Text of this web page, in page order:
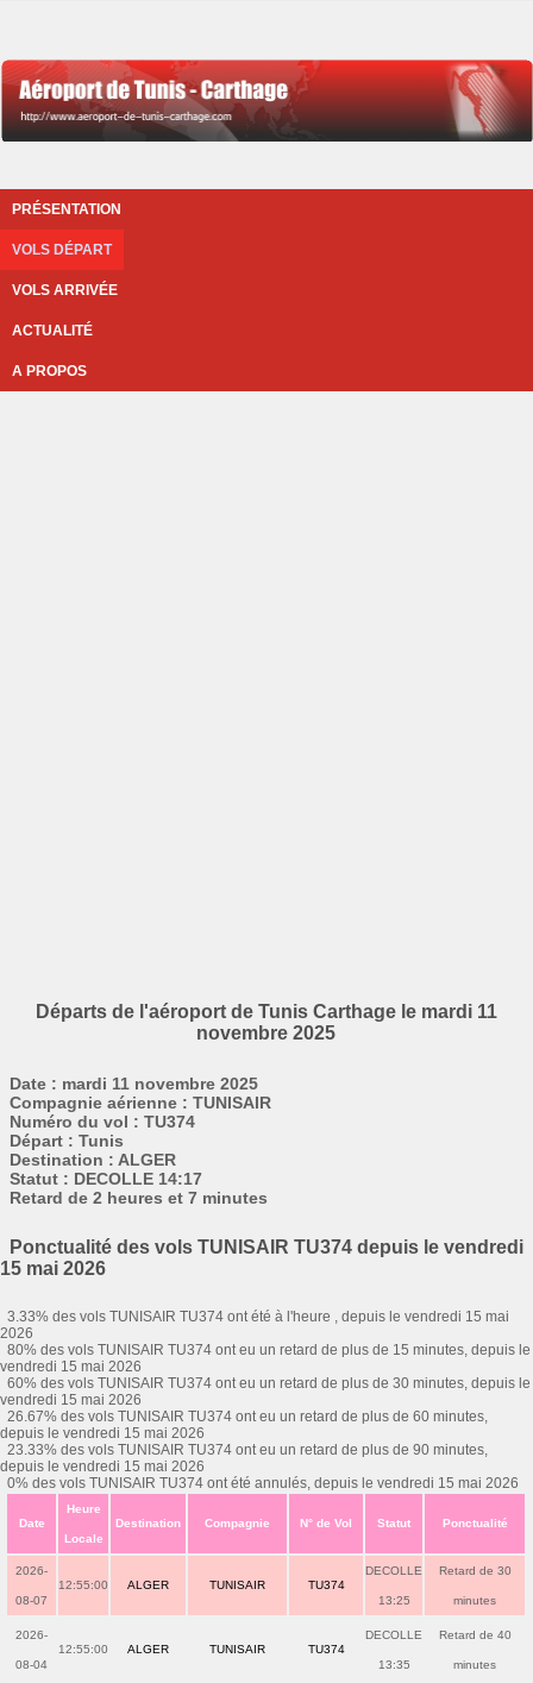
PRÉSENTATION
VOLS DÉPART
VOLS ARRIVÉE
ACTUALITÉ
A PROPOS
Départs de l'aéroport de Tunis Carthage le mardi 11
novembre 2025
Date : mardi 11 novembre 2025
Compagnie aérienne : TUNISAIR
Numéro du vol : TU374
Départ : Tunis
Destination : ALGER
Statut : DECOLLE 14:17
Retard de 2 heures et 7 minutes
Ponctualité des vols TUNISAIR TU374 depuis le vendredi
15 mai 2026
3.33% des vols TUNISAIR TU374 ont été à l'heure , depuis le vendredi 15 mai
2026
80% des vols TUNISAIR TU374 ont eu un retard de plus de 15 minutes, depuis le
vendredi 15 mai 2026
60% des vols TUNISAIR TU374 ont eu un retard de plus de 30 minutes, depuis le
vendredi 15 mai 2026
26.67% des vols TUNISAIR TU374 ont eu un retard de plus de 60 minutes,
depuis le vendredi 15 mai 2026
23.33% des vols TUNISAIR TU374 ont eu un retard de plus de 90 minutes,
depuis le vendredi 15 mai 2026
0% des vols TUNISAIR TU374 ont été annulés, depuis le vendredi 15 mai 2026
Date
Heure
Locale
Destination Compagnie N° de Vol Statut Ponctualité
2026-
08-07
12:55:00 ALGER TUNISAIR TU374
DECOLLE
13:25
Retard de 30
minutes
2026-
08-04
12:55:00 ALGER TUNISAIR TU374
DECOLLE
13:35
Retard de 40
minutes